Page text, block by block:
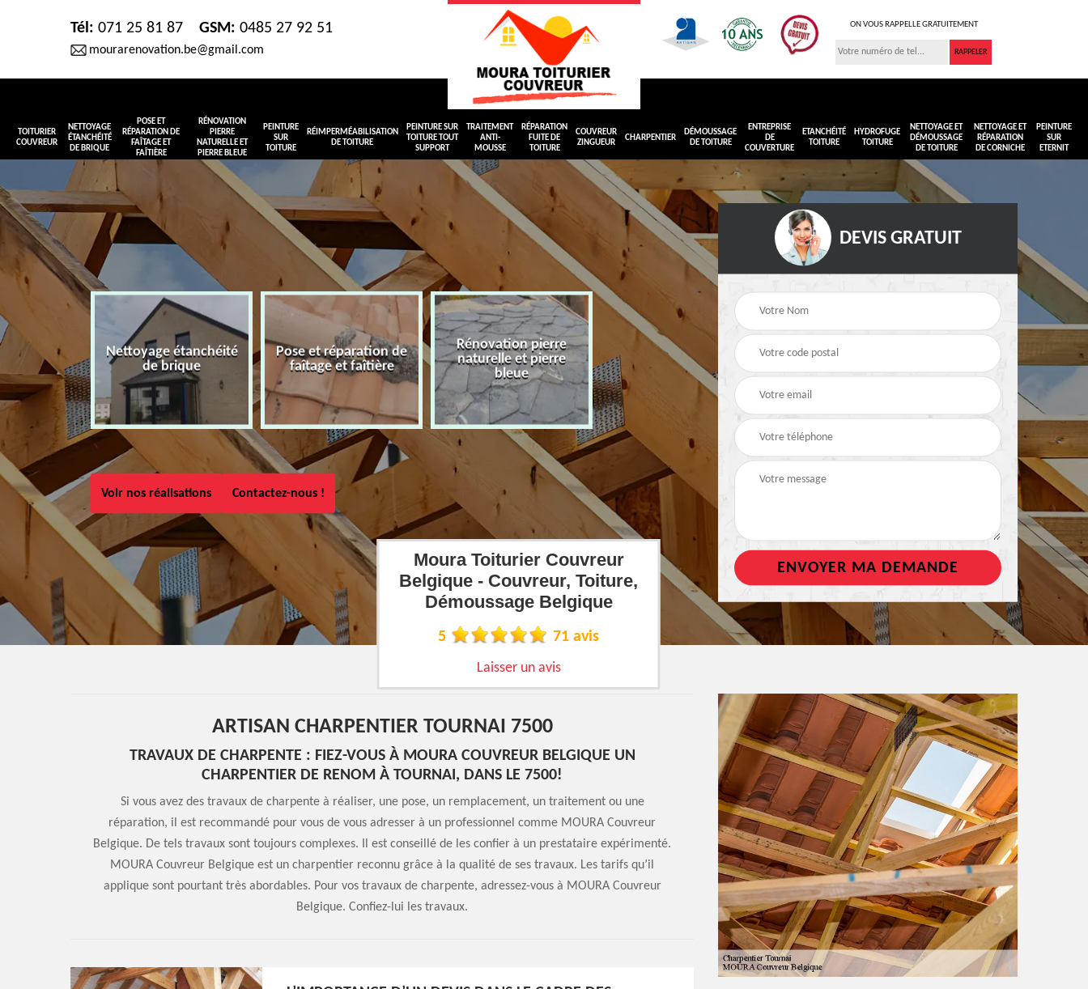
Tél: 071 25 81 87 GSM: 0485 27 92 51
mourarenovation.be@gmail.com
ON VOUS RAPPELLE GRATUITEMENT
TOITURIER
COUVREUR
NETTOYAGE
ÉTANCHÉITÉ
DE BRIQUE
POSE ET
RÉPARATION DE
FAÎTAGE ET
FAÎTIÈRE
RÉNOVATION
PIERRE
NATURELLE ET
PIERRE BLEUE
PEINTURE
SUR
TOITURE
RÉIMPERMÉABILISATION
DE TOITURE
PEINTURE SUR
TOITURE TOUT
SUPPORT
TRAITEMENT
ANTI-
MOUSSE
RÉPARATION
FUITE DE
TOITURE
COUVREUR
ZINGUEUR
CHARPENTIER
DÉMOUSSAGE
DE TOITURE
ENTREPRISE
DE
COUVERTURE
ETANCHÉITÉ
TOITURE
HYDROFUGE
TOITURE
NETTOYAGE ET
DÉMOUSSAGE
DE TOITURE
NETTOYAGE ET
RÉPARATION
DE CORNICHE
PEINTURE
SUR
ETERNIT
Nettoyage étanchéité
de brique
Pose et réparation de
faîtage et faîtière
Rénovation pierre
naturelle et pierre
bleue
Peinture sur toiture
Réimperméabilisation
Peinture sur toiture
tout support
Voir nos réalisations Contactez-nous !
DEVIS GRATUIT
Moura Toiturier Couvreur
Belgique - Couvreur, Toiture,
Démoussage Belgique
5 71 avis
Laisser un avis
ARTISAN CHARPENTIER TOURNAI 7500
TRAVAUX DE CHARPENTE : FIEZ-VOUS À MOURA COUVREUR BELGIQUE UN
CHARPENTIER DE RENOM À TOURNAI, DANS LE 7500!
Si vous avez des travaux de charpente à réaliser, une pose, un remplacement, un traitement ou une
réparation, il est recommandé pour vous de vous adresser à un professionnel comme MOURA Couvreur
Belgique. De tels travaux sont toujours complexes. Il est conseillé de les confier à un prestataire expérimenté.
MOURA Couvreur Belgique est un charpentier reconnu grâce à la qualité de ses travaux. Les tarifs qu’il
applique sont pourtant très abordables. Pour vos travaux de charpente, adressez-vous à MOURA Couvreur
Belgique. Confiez-lui les travaux.